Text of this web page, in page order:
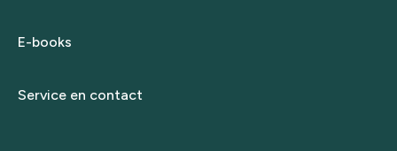
E-books
Service en contact